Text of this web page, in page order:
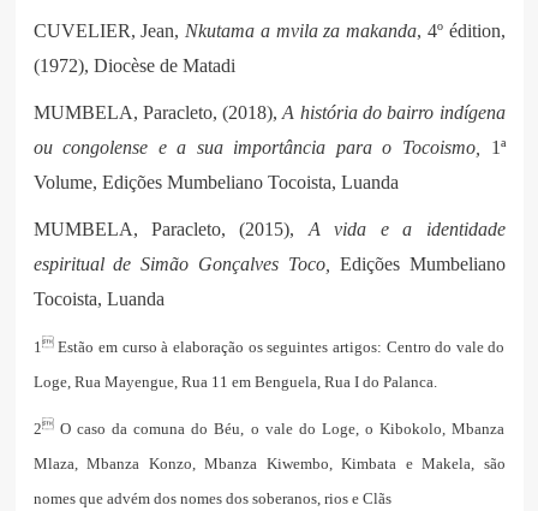
CUVELIER, Jean, Nkutama a mvila za makanda, 4º édition,
(1972), Diocèse de Matadi
MUMBELA, Paracleto, (2018),A história do bairro indígena
ou congolense e a sua importância para o Tocoismo,
1ª
Volume, Edições Mumbeliano Tocoista, Luanda
MUMBELA, Paracleto, (2015), A vida e a identidade
espiritual de Simão Gonçalves Toco, Edições Mumbeliano
Tocoista, Luanda
1 Estão em curso à elaboração os seguintes artigos: Centro do vale do
Loge, Rua Mayengue, Rua 11 em Benguela, Rua I do Palanca.
2O caso da comuna do Béu, o vale do Loge, o Kibokolo, Mbanza
Mlaza, Mbanza Konzo, Mbanza Kiwembo, Kimbata e Makela, são
nomes que advém dos nomes dos soberanos, rios e Clãs